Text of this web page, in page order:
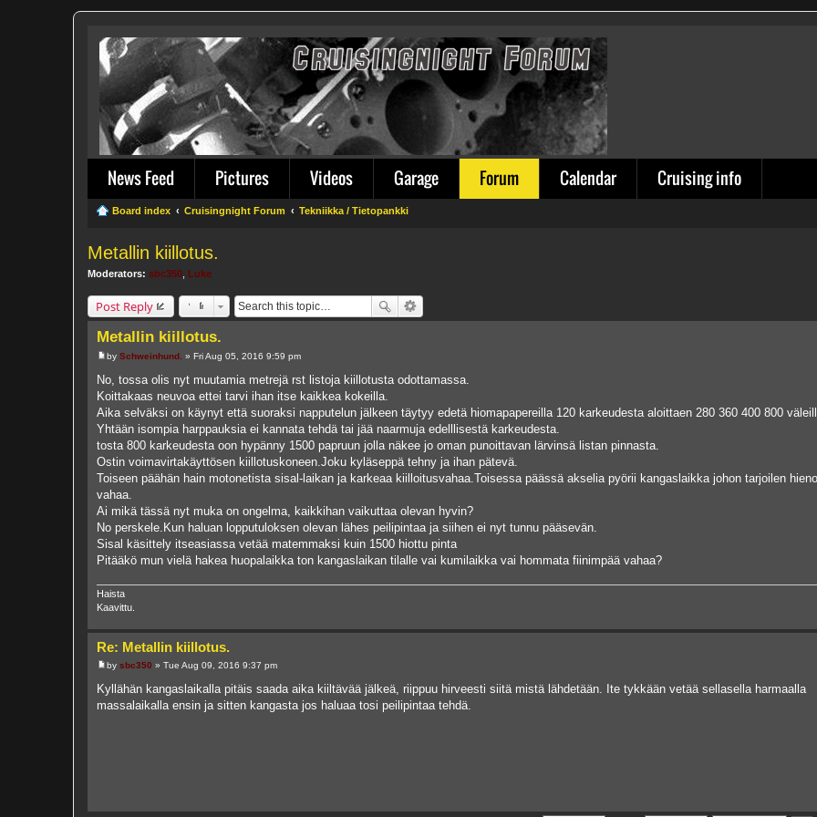
News Feed Pictures Videos Garage Forum Calendar Cruising info
Board index Cruisingnight Forum Tekniikka / Tietopankki
Metallin kiillotus.
Moderators: sbc350 Luke
Post Reply
Metallin kiillotus.
P
s
t
by Schweinhund. » Fri Aug 05, 2016 9:59 pm
No, tossa olis nyt muutamia metrejä rst listoja kiillotusta odottamassa.
Koittakaas neuvoa ettei tarvi ihan itse kaikkea kokeilla.
Aika selväksi on käynyt että suoraksi napputelun jälkeen täytyy edetä hiomapapereilla 120 karkeudesta aloittaen 280 360 400 800
Yhtään isompia harppauksia ei kannata tehdä tai jää naarmuja edelllisestä karkeudesta.
tosta 800 karkeudesta oon hypänny 1500 papruun jolla näkee jo oman punoittavan lärvinsä listan pinnasta.
Ostin voimavirtakäyttösen kiillotuskoneen.Joku kyläseppä tehny ja ihan pätevä.
Toiseen päähän hain motonetista sisal-laikan ja karkeaa kiilloitusvahaa.Toisessa päässä akselia pyörii kangaslaikka johon tarjoilen
vahaa.
Ai mikä tässä nyt muka on ongelma, kaikkihan vaikuttaa olevan hyvin?
No perskele.Kun haluan lopputuloksen olevan lähes peilipintaa ja siihen ei nyt tunnu pääsevän.
Sisal käsittely itseasiassa vetää matemmaksi kuin 1500 hiottu pinta
Pitääkö mun vielä hakea huopalaikka ton kangaslaikan tilalle vai kumilaikka vai hommata fiinimpää vahaa?
Haista
Kaavittu.
Re: Metallin kiillotus.
P
s
t
by sbc350 » Tue Aug 09, 2016 9:37 pm
Kyllähän kangaslaikalla pitäis saada aika kiiltävää jälkeä, riippuu hirveesti siitä mistä lähdetään. Ite tykkään vetää sellasella harmaalla
massalaikalla ensin ja sitten kangasta jos haluaa tosi peilipintaa tehdä.